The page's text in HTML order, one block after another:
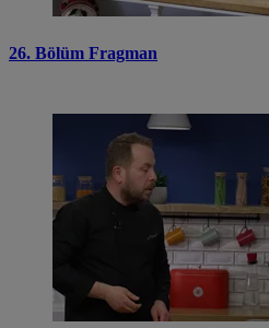
26. Bölüm Fragman